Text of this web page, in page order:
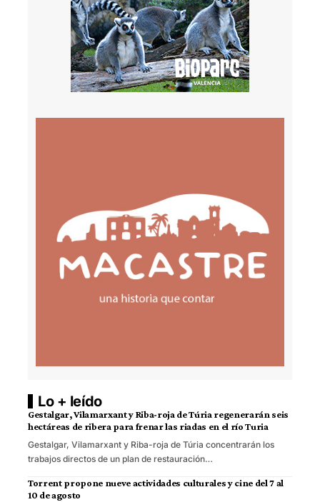
Lo + leído
Gestalgar, Vilamarxant y Riba-roja de Túria regenerarán seis
hectáreas de ribera para frenar las riadas en el río Turia
Gestalgar, Vilamarxant y Riba-roja de Túria concentrarán los
trabajos directos de un plan de restauración…
Torrent propone nueve actividades culturales y cine del 7 al
10 de agosto